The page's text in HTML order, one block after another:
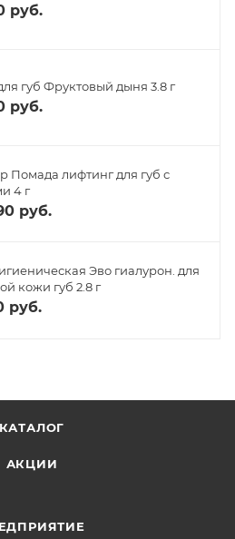
руб.
губ Фруктовый дыня 3.8 г
руб.
Помада лифтинг для губ с
4 г
руб.
Эво гиалурон. для
кожи губ 2.8 г
руб.
КАТАЛОГ
АКЦИИ